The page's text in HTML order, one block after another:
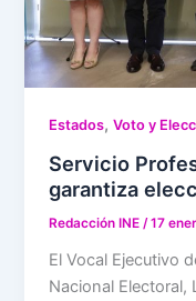
Estados,Voto y
Servicio
garantiza
Redacción INE/17
El Vocal Ejecutivo
Nacional Electoral,